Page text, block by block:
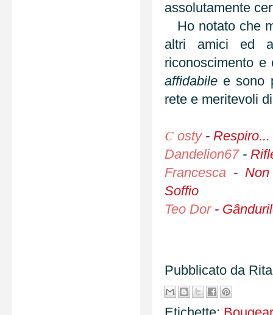
assolutamente
Ho notato che
altri amici ed
riconoscimento
affidabile e sono
rete e meritevoli
C osty -
Dandelion67-
Francesca - Non
Soffio
Teo Dor -
Pubblicato da